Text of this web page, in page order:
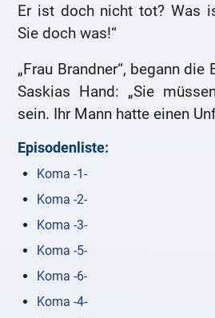
Er ist doch nicht tot? Was
Sie doch was!“
„Frau Brandner“, begann
Saskias Hand: „Sie
sein. Ihr Mann hatte einen
Episodenliste:
Koma -1-
Koma -2-
Koma -3-
Koma -5-
Koma -6-
Koma -4-